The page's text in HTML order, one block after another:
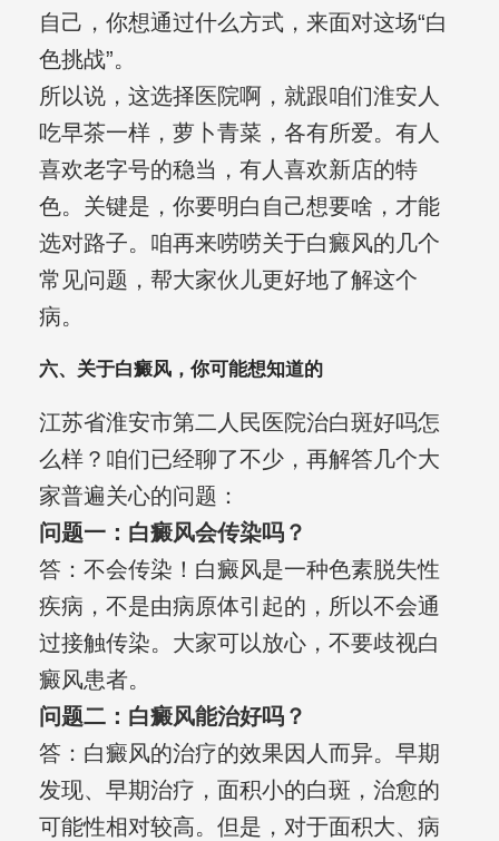
自己，你想通过什么方式，来面对这场“白
色挑战”。
所以说，这选择医院啊，就跟咱们淮安人
吃早茶一样，萝卜青菜，各有所爱。有人
喜欢老字号的稳当，有人喜欢新店的特
色。关键是，你要明白自己想要啥，才能
选对路子。咱再来唠唠关于白癜风的几个
常见问题，帮大家伙儿更好地了解这个
病。
六、关于白癜风，你可能想知道的
江苏省淮安市第二人民医院治白斑好吗怎
么样？咱们已经聊了不少，再解答几个大
家普遍关心的问题：
问题一：白癜风会传染吗？
答：不会传染！白癜风是一种色素脱失性
疾病，不是由病原体引起的，所以不会通
过接触传染。大家可以放心，不要歧视白
癜风患者。
问题二：白癜风能治好吗？
答：白癜风的治疗的效果因人而异。早期
发现、早期治疗，面积小的白斑，治愈的
可能性相对较高。但是，对于面积大、病